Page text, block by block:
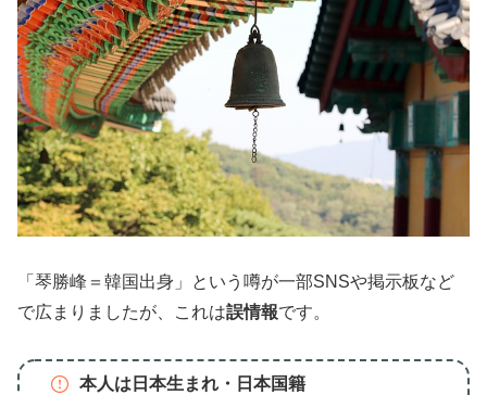
「琴勝峰＝韓国出身」という噂が一部SNSや掲示板など
で広まりましたが、これは誤情報です。
本人は日本生まれ・日本国籍